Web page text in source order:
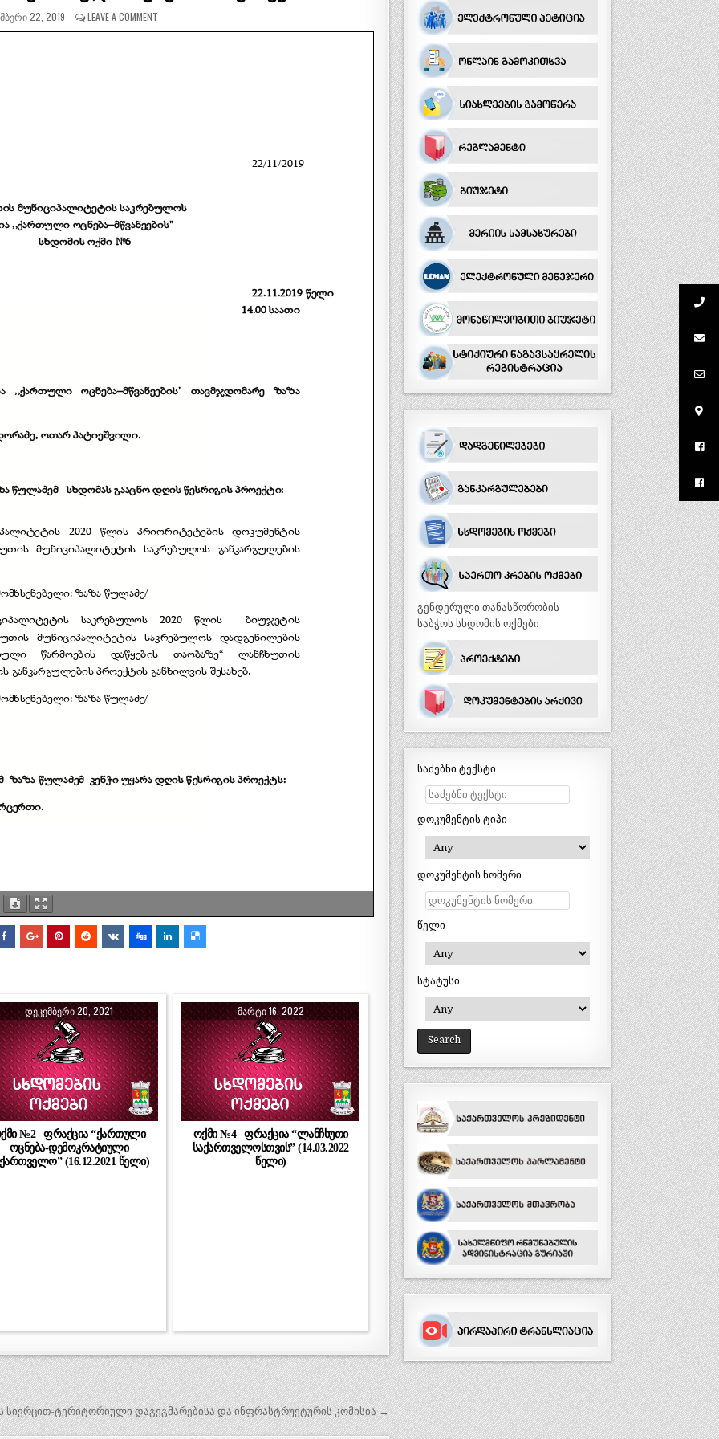
22, 2019 LEAVE A COMMENT
ᲓᲔᲙᲔᲛᲑᲔᲠᲘ 20, 2021
№2– ფრაქცია “ქართული
ოცნება-დემოკრატიული
(16.12.2021 წელი)
ᲛᲐᲠᲢᲘ 16, 2022
ოქმი №4– ფრაქცია “ლანჩხუთი
საქართველოსთვის” (14.03.2022
წელი)
ტერიტორიული დაგეგმარებისა და ინფრასტრუქტურის კომისია →
გენდერული თანასწორობის
საბჭოს სხდომის ოქმები
საძებნი ტექსტი
დოკუმენტის ტიპი
დოკუმენტის ნომერი
წელი
სტატუსი